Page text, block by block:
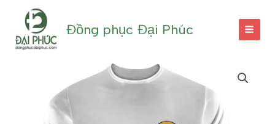
dung
Đồng phục Đại Phúc